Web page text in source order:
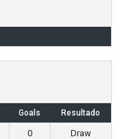
Goals Resultado
0
Draw